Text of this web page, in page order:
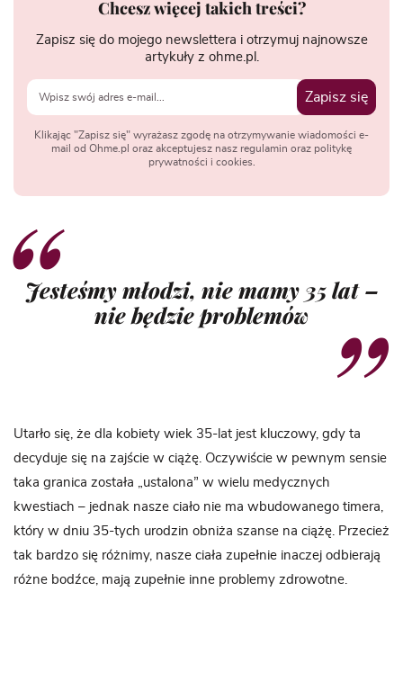
Chcesz więcej takich treści?
Zapisz się do mojego newslettera i otrzymuj najnowsze
artykuły z ohme.pl.
Zapisz się
Klikając "Zapisz się" wyrażasz zgodę na otrzymywanie wiadomości e-
mail od Ohme.pl oraz akceptujesz nasz regulamin oraz politykę
prywatności i cookies.
Jesteśmy młodzi, nie mamy 35 lat –
nie będzie problemów
Utarło się, że dla kobiety wiek 35-lat jest kluczowy, gdy ta
decyduje się na zajście w ciążę. Oczywiście w pewnym sensie
taka granica została „ustalona” w wielu medycznych
kwestiach – jednak nasze ciało nie ma wbudowanego timera,
który w dniu 35-tych urodzin obniża szanse na ciążę. Przecież
tak bardzo się różnimy, nasze ciała zupełnie inaczej odbierają
różne bodźce, mają zupełnie inne problemy zdrowotne.